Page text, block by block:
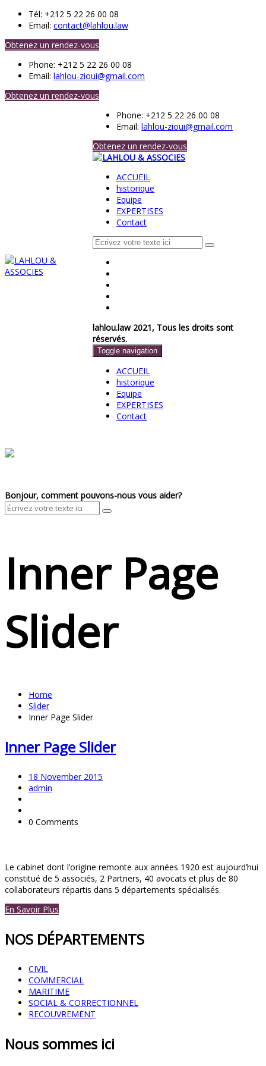
Tél: +212 5 22 26 00 08
Email: contact@lahlou.law
Obtenez un rendez-vous
Phone: +212 5 22 26 00 08
Email: lahlou-zioui@gmail.com
Obtenez un rendez-vous
Phone: +212 5 22 26 00 08
Email:lahlou-zioui@gmail.com
Obtenez un rendez-vous
ACCUEIL
historique
Equipe
EXPERTISES
Contact
lahlou.law 2021, Tous les droits sont
réservés.
Toggle navigation
ACCUEIL
historique
Equipe
EXPERTISES
Contact
Bonjour, comment pouvons-nous vous aider?
Inner Page
Slider
Home
Slider
Inner Page Slider
Inner Page Slider
18 November 2015
admin
0 Comments
Le cabinet dont l’origine remonte aux années 1920 est aujourd’hui
constitué de 5 associés, 2 Partners, 40 avocats et plus de 80
collaborateurs répartis dans 5 départements spécialisés.
En Savoir Plus
NOS DÉPARTEMENTS
CIVIL
COMMERCIAL
MARITIME
SOCIAL & CORRECTIONNEL
RECOUVREMENT
Nous sommes ici